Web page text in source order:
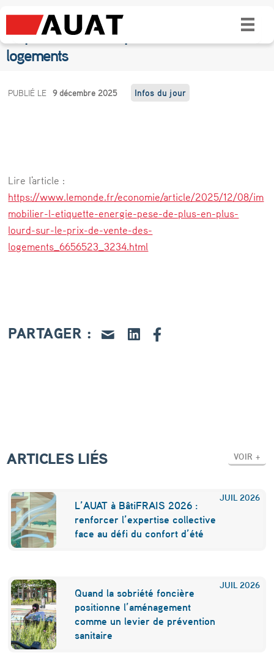
Immobilier : l’étiquette énergie pèse de plus
en plus lourd sur le prix de vente des
logements
I
b
i
l
i
e
’
e
t
e
é
e
r
g
i
PUBLIÉ LE 9 décembre 2025 Infos du jour
Lire l'article :
https://www.lemonde.fr/economie/article/2025/12/08/im
mobilier-l-etiquette-energie-pese-de-plus-en-plus-
lourd-sur-le-prix-de-vente-des-
logements_6656523_3234.html
PARTAGER :
ARTICLES LIÉS VOIR +
JUIL 2026
L’AUAT à BâtiFRAIS 2026 :
renforcer l’expertise collective
face au défi du confort d’été
JUIL 2026
Quand la sobriété foncière
positionne l’aménagement
comme un levier de prévention
sanitaire